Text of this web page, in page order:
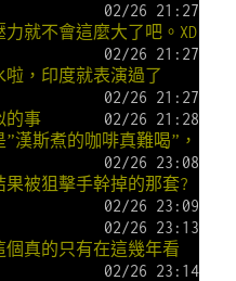
02/26 21:27
就不會這麼大了吧。XD
02/26 21:27
，印度就表演過了
02/26 21:27
的事
02/26 21:28
漢斯煮的咖啡真難喝”，
02/26 23:08
被狙擊手幹掉的那套?
02/26 23:09
02/26 23:13
真的只有在這幾年看
02/26 23:14